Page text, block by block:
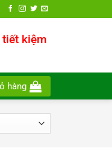
tiết kiệm
hàng